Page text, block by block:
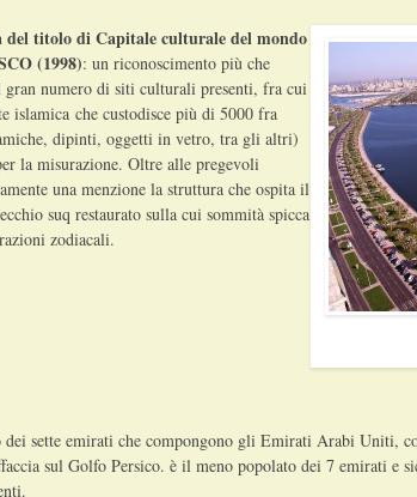
titolo di Capitale culturale del mondo
(1998): un riconoscimento più che
numero di siti culturali presenti, fra cui
islamica che custodisce più di 5000 fra
dipinti, oggetti in vetro, tra gli altri)
la misurazione. Oltre alle pregevoli
una menzione la struttura che ospita il
suq restaurato sulla cui sommità spicca
zodiacali.
sette emirati che compongono gli Emirati Arabi Uniti,
sul Golfo Persico. è il meno popolato dei 7 emirati e